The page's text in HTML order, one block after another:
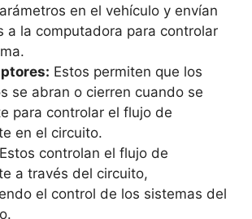
en el vehículo y envían
a la computadora para controlar
Estos permiten que los
se abran o cierren cuando se
para controlar el flujo de
en el circuito.
Estos controlan el flujo de
a través del circuito,
el control de los sistemas del